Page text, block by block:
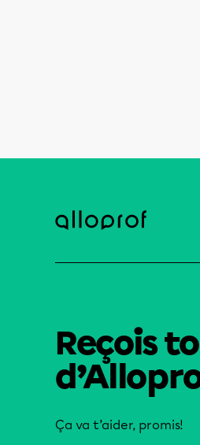
Reçois
Ça va t’aider, promis!